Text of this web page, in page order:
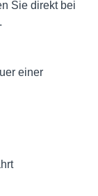
Sie direkt bei
einer